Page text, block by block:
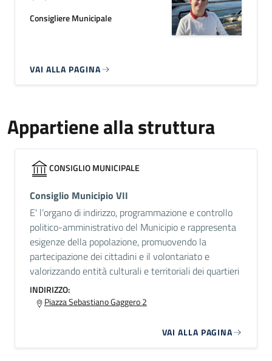
Consigliere Municipale
VAI ALLA PAGINA
Appartiene alla struttura
CONSIGLIO MUNICIPALE
Consiglio Municipio VII
E' l’organo di indirizzo, programmazione e controllo
politico-amministrativo del Municipio e rappresenta
esigenze della popolazione, promuovendo la
partecipazione dei cittadini e il volontariato e
valorizzando entità culturali e territoriali dei quartieri
INDIRIZZO:
Piazza Sebastiano Gaggero 2
VAI ALLA PAGINA